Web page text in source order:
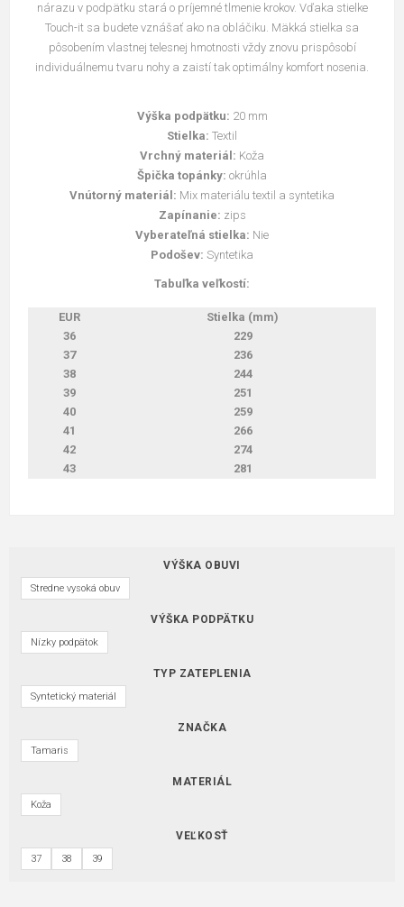
nárazu v podpätku stará o príjemné tlmenie krokov. Vďaka stielke
Touch-it sa budete vznášať ako na obláčiku. Mäkká stielka sa
pôsobením vlastnej telesnej hmotnosti vždy znovu prispôsobí
individuálnemu tvaru nohy a zaistí tak optimálny komfort nosenia.
Výška podpätku: 20 mm
Stielka: Textil
Vrchný materiál: Koža
Špička topánky: okrúhla
Vnútorný materiál: Mix materiálu textil a syntetika
Zapínanie: zips
Vyberateľná stielka: Nie
Podošev: Syntetika
Tabuľka veľkostí:
EUR
Stielka (mm)
36
229
37
236
38
244
39
251
40
259
41
266
42
274
43
281
VÝŠKA OBUVI
Stredne vysoká obuv
VÝŠKA PODPÄTKU
Nízky podpätok
TYP ZATEPLENIA
Syntetický materiál
ZNAČKA
Tamaris
MATERIÁL
Koža
VEĽKOSŤ
37 38 39